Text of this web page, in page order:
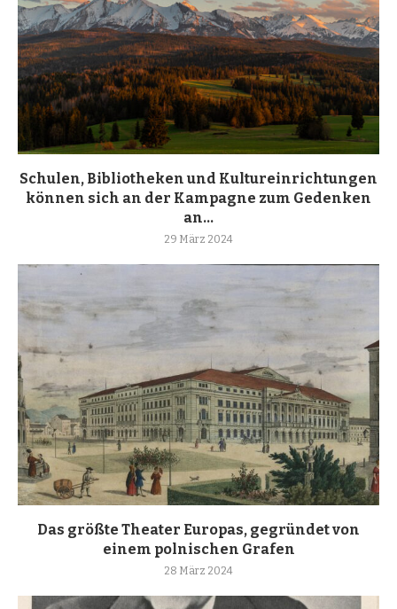
Schulen, Bibliotheken und Kultureinrichtungen
können sich an der Kampagne zum Gedenken
an...
29 März 2024
Das größte Theater Europas, gegründet von
einem polnischen Grafen
28 März 2024